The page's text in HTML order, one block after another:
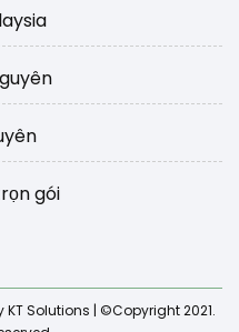
gói
KT Solutions | ©Copyright 2021.